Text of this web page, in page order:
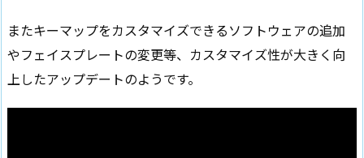
またキーマップをカスタマイズできるソフトウェアの追加
やフェイスプレートの変更等、カスタマイズ性が大きく向
上したアップデートのようです。